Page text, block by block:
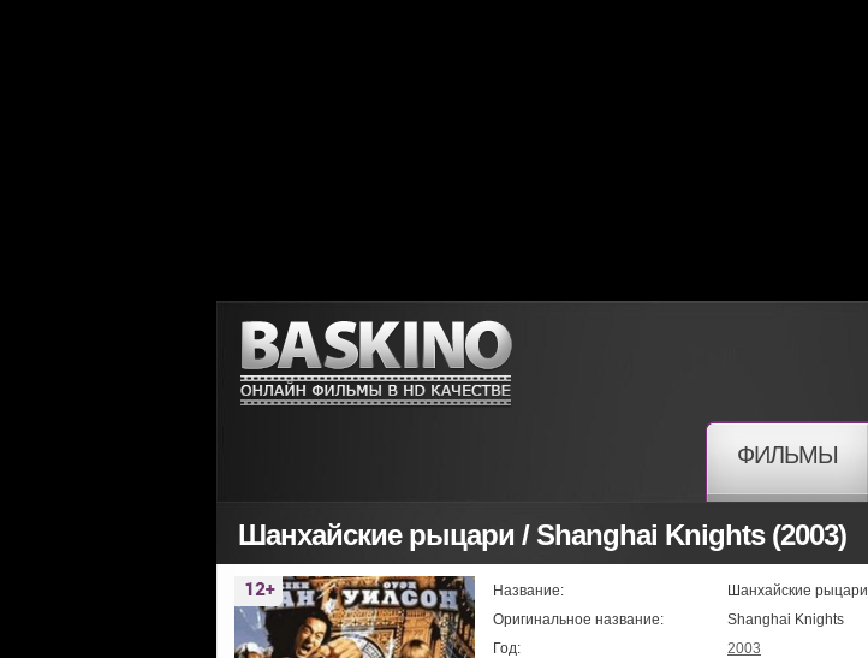
ФИЛЬМЫ
Шанхайские рыцари / Shanghai Knights (2003)
Название:
Шанхайские рыцари
Оригинальное название:
Shanghai Knights
Год:
2003